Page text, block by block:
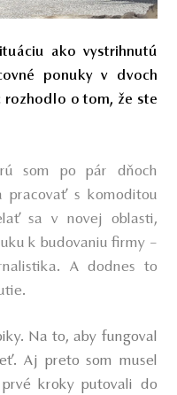
ako vystrihnutú
ponuky v dvoch
rozhodlo o tom, že ste
som po pár dňoch
pracovať s komoditou
sa v novej oblasti,
k budovaniu firmy –
A dodnes to
Na to, aby fungoval
Aj preto som musel
kroky putovali do